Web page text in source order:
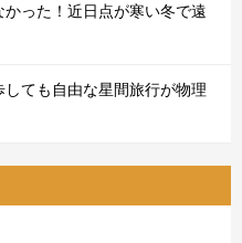
った！近日点が寒い冬で遠
ても自由な星間旅行が物理